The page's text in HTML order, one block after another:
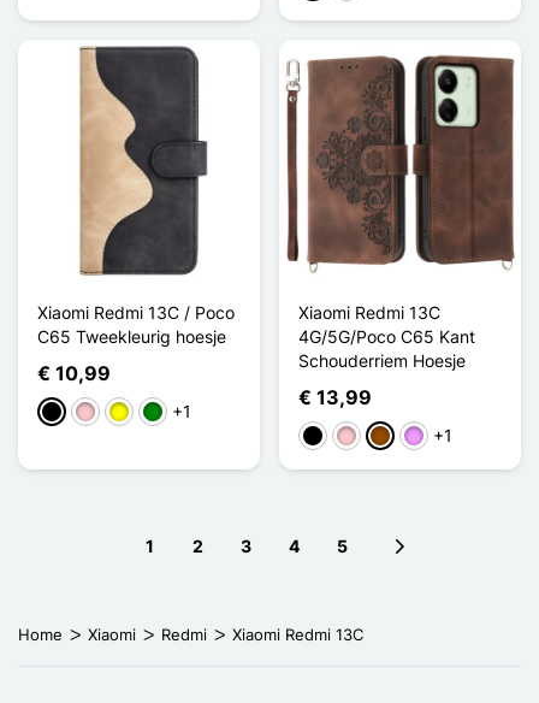
Xiaomi Redmi 13C / Poco
C65 Tweekleurig hoesje
€ 10,99
ZwartRozeGeelGroen
+1
Xiaomi Redmi 13C
4G/5G/Poco C65 Kant
Schouderriem Hoesje
€ 13,99
ZwartRozeBruinLicht Violet
+1
1 2 3 4 5
Home Xiaomi Redmi Xiaomi Redmi 13C